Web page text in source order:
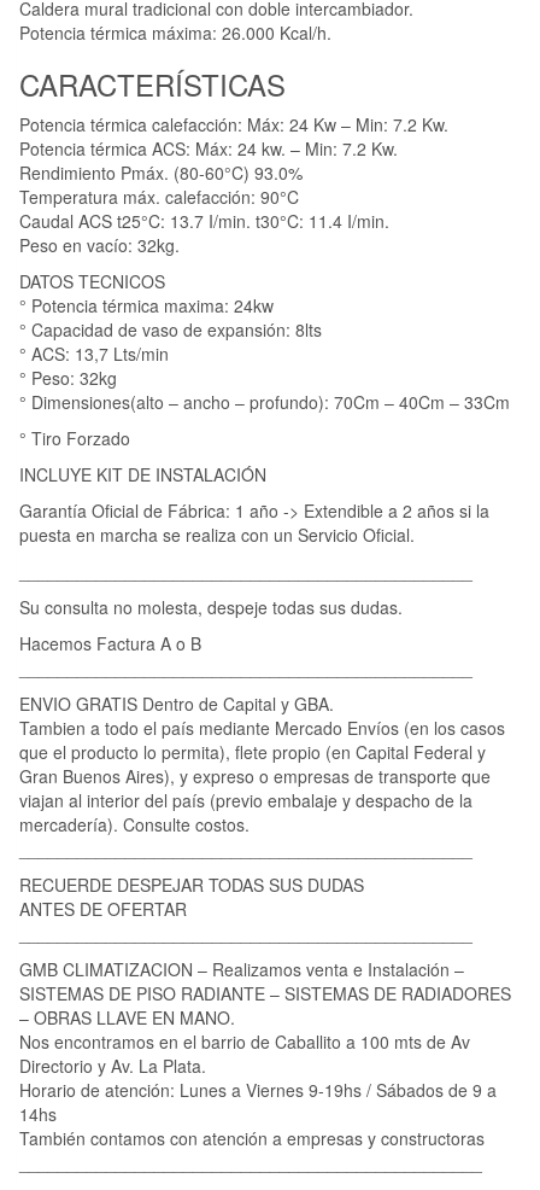
Caldera mural tradicional con doble intercambiador.
Potencia térmica máxima: 26.000 Kcal/h.
CARACTERÍSTICAS
Potencia térmica calefacción: Máx: 24 Kw – Min: 7.2 Kw.
Potencia térmica ACS: Máx: 24 kw. – Min: 7.2 Kw.
Rendimiento Pmáx. (80-60°C) 93.0%
Temperatura máx. calefacción: 90°C
Caudal ACS t25°C: 13.7 I/min. t30°C: 11.4 I/min.
Peso en vacío: 32kg.
DATOS TECNICOS
° Potencia térmica maxima: 24kw
° Capacidad de vaso de expansión: 8lts
° ACS: 13,7 Lts/min
° Peso: 32kg
° Dimensiones(alto – ancho – profundo): 70Cm – 40Cm – 33Cm
° Tiro Forzado
INCLUYE KIT DE INSTALACIÓN
Garantía Oficial de Fábrica: 1 año -> Extendible a 2 años si la
puesta en marcha se realiza con un Servicio Oficial.
Su consulta no molesta, despeje todas sus dudas.
Hacemos Factura A o B
ENVIO GRATIS Dentro de Capital y GBA.
Tambien a todo el país mediante Mercado Envíos (en los casos
que el producto lo permita), flete propio (en Capital Federal y
Gran Buenos Aires), y expreso o empresas de transporte que
viajan al interior del país (previo embalaje y despacho de la
mercadería). Consulte costos.
RECUERDE DESPEJAR TODAS SUS DUDAS
ANTES DE OFERTAR
GMB CLIMATIZACION – Realizamos venta e Instalación –
SISTEMAS DE PISO RADIANTE – SISTEMAS DE RADIADORES
– OBRAS LLAVE EN MANO.
Nos encontramos en el barrio de Caballito a 100 mts de Av
Directorio y Av. La Plata.
Horario de atención: Lunes a Viernes 9-19hs / Sábados de 9 a
14hs
También contamos con atención a empresas y constructoras